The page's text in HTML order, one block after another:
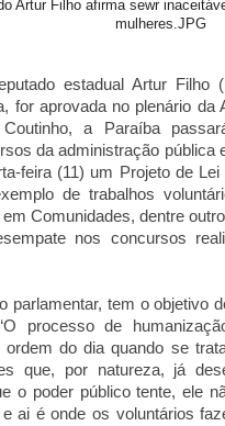
estadual Artur Filho
for aprovada no plenário da
Coutinho, a Paraíba
da administração pública
feira (11) um Projeto de
de trabalhos
Comunidades, dentre
nos concursos
parlamentar, tem o objetivo
processo de
ordem do dia quando se
que, por natureza, já
o poder público tente, ele
ai é onde os voluntários